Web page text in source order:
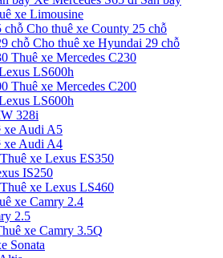
xe Limousine
Cho thuê xe County 25 chỗ
Cho thuê xe Hyundai 29 chỗ
Thuê xe Mercedes C230
LS600h
Thuê xe Mercedes C200
LS600h
328i
xe Audi A5
xe Audi A4
Thuê xe Lexus ES350
IS250
Thuê xe Lexus LS460
xe Camry 2.4
2.5
xe Camry 3.5Q
Sonata